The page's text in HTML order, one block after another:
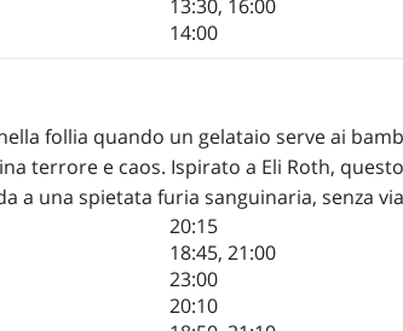
13:30, 16:00
14:00
follia quando un gelataio serve ai
terrore e caos. Ispirato a Eli Roth,
a una spietata furia sanguinaria, senza
20:15
18:45, 21:00
23:00
20:10